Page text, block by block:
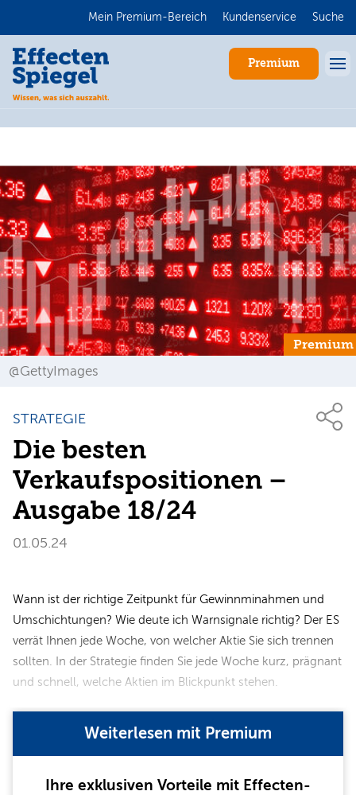
Mein Premium-Bereich Kundenservice Suche
Premium
Premium
@GettyImages
STRATEGIE
Die besten
Verkaufspositionen –
Ausgabe 18/24
01.05.24
Wann ist der richtige Zeitpunkt für Gewinnminahmen und
Umschichtungen? Wie deute ich Warnsignale richtig? Der ES
verrät Ihnen jede Woche, von welcher Aktie Sie sich trennen
sollten. In der Strategie finden Sie jede Woche kurz, prägnant
und schnell, welche Aktien im Blickpunkt stehen.
Weiterlesen mit Premium
Ihre exklusiven Vorteile mit Effecten-
Anmelden